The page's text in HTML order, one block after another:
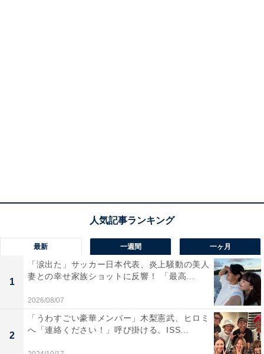
最新 一週間 一ヶ月
1
「涙出た」サッカー日本代表、炎上騒動の美人
妻との幸せ家族ショットに反響！ 「最高...
2026/08/07
2
「うわすごい豪華メンバー」木梨憲武、ヒロミ
へ「連絡ください！」呼び掛ける。ISS...